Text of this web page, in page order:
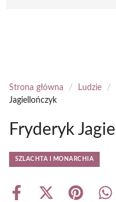
Strona główna / Ludzie /
Jagiellończyk
Fryderyk
SZLACHTA I MONARCHIA
Share
Share Share